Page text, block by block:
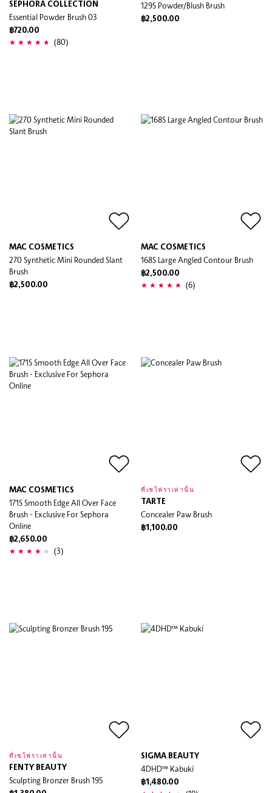
SEPHORA COLLECTION
Essential Powder Brush 03
฿720.00
(80)
129S Powder/Blush Brush
฿2,500.00
MAC COSMETICS
270 Synthetic Mini Rounded Slant
Brush
฿2,500.00
MAC COSMETICS
168S Large Angled Contour Brush
฿2,500.00
(6)
MAC COSMETICS
171S Smooth Edge All Over Face
Brush - Exclusive For Sephora
Online
฿2,650.00
(3)
ที่เซโฟราเท่านั้น
TARTE
Concealer Paw Brush
฿1,100.00
ที่เซโฟราเท่านั้น
FENTY BEAUTY
Sculpting Bronzer Brush 195
SIGMA BEAUTY
4DHD™ Kabuki
฿1,480.00